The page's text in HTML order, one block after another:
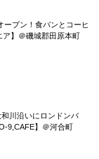
ープン！食パンとコーヒ
ア】＠磯城郡田原本町
川沿いにロンドンバ
9,CAFE】＠河合町